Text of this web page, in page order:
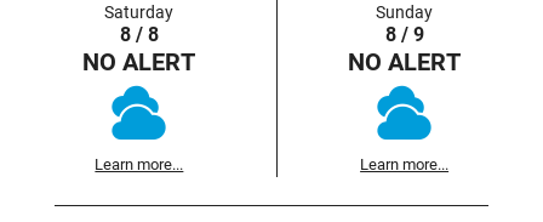
Saturday
8 / 8
NO ALERT
Learn more...
Sunday
8 / 9
NO ALERT
Learn more...